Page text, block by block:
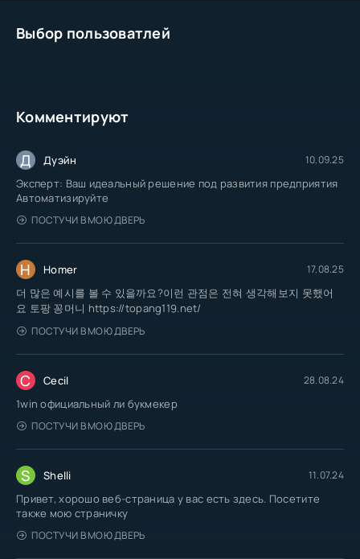
Выбор пользоватлей
Комментируют
Д Дуэйн 10.09.25
Эксперт: Ваш идеальный решение под развития предприятия
Автоматизируйте
ПОСТУЧИ В МОЮ ДВЕРЬ
H Homer 17.08.25
더 많은 예시를 볼 수 있을까요?이런 관점은 전혀 생각해보지 못했어
요 토팡 꽁머니 https://topang119.net/
ПОСТУЧИ В МОЮ ДВЕРЬ
C Cecil 28.08.24
1win официальный ли букмекер
ПОСТУЧИ В МОЮ ДВЕРЬ
S Shelli 11.07.24
Привет, хорошо веб-страница у вас есть здесь. Посетите
также мою страничку
ПОСТУЧИ В МОЮ ДВЕРЬ